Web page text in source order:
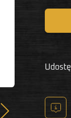
Następny